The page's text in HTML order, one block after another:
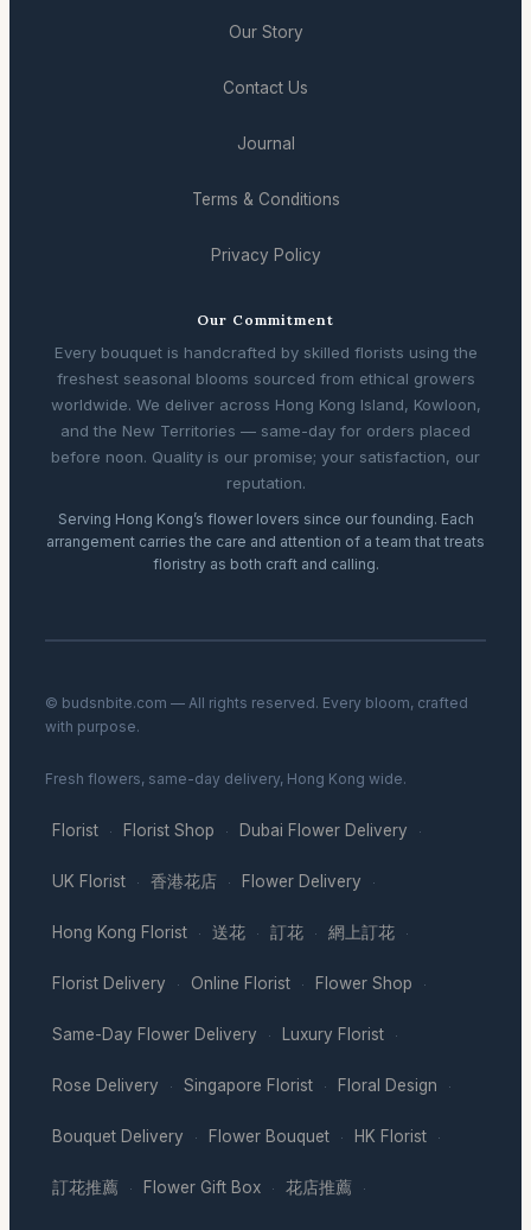
Our Story
Contact Us
Journal
Terms & Conditions
Privacy Policy
Our Commitment
Every bouquet is handcrafted by skilled florists using the
freshest seasonal blooms sourced from ethical growers
worldwide. We deliver across Hong Kong Island, Kowloon,
and the New Territories — same-day for orders placed
before noon. Quality is our promise; your satisfaction, our
reputation.
Serving Hong Kong’s flower lovers since our founding. Each
arrangement carries the care and attention of a team that treats
floristry as both craft and calling.
© budsnbite.com — All rights reserved. Every bloom, crafted
with purpose.
Fresh flowers, same-day delivery, Hong Kong wide.
Florist · Florist Shop · Dubai Flower Delivery ·
UK Florist · 香港花店 · Flower Delivery ·
Hong Kong Florist · 送花 · 訂花 · 網上訂花 ·
Florist Delivery · Online Florist · Flower Shop ·
Same-Day Flower Delivery · Luxury Florist ·
Rose Delivery · Singapore Florist · Floral Design ·
Bouquet Delivery · Flower Bouquet · HK Florist ·
訂花推薦 · Flower Gift Box · 花店推薦 ·